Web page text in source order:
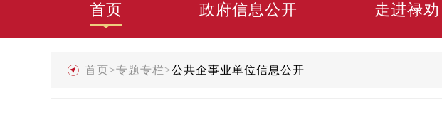
首页 政府信息公开 走进禄劝
首页>专题专栏>公共企事业单位信息公开